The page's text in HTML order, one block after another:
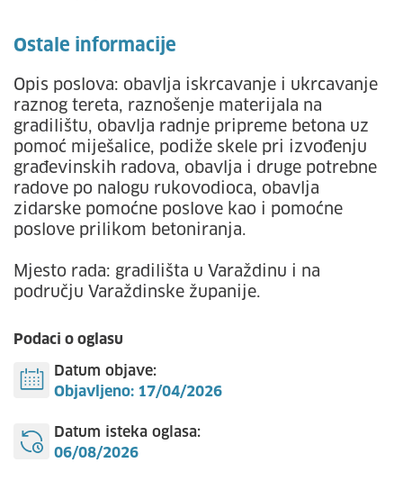
Ostale informacije
Opis poslova: obavlja iskrcavanje i ukrcavanje
raznog tereta, raznošenje materijala na
gradilištu, obavlja radnje pripreme betona uz
pomoć miješalice, podiže skele pri izvođenju
građevinskih radova, obavlja i druge potrebne
radove po nalogu rukovodioca, obavlja
zidarske pomoćne poslove kao i pomoćne
poslove prilikom betoniranja.
Mjesto rada: gradilišta u Varaždinu i na
području Varaždinske županije.
Podaci o oglasu
Datum objave:
Objavljeno: 17/04/2026
Datum isteka oglasa:
06/08/2026